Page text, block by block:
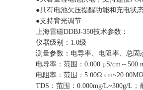
●具有电池欠压提醒功能和充电状
●支持背光调节
上海雷磁DDBJ-350技术参数：
仪器级别：1.0级
测量参数：电导率、电阻率、总
电导率：范围：0.000 μS/cm～500
电阻率：范围：
TDS：范围：0.000mg/L~300g/L